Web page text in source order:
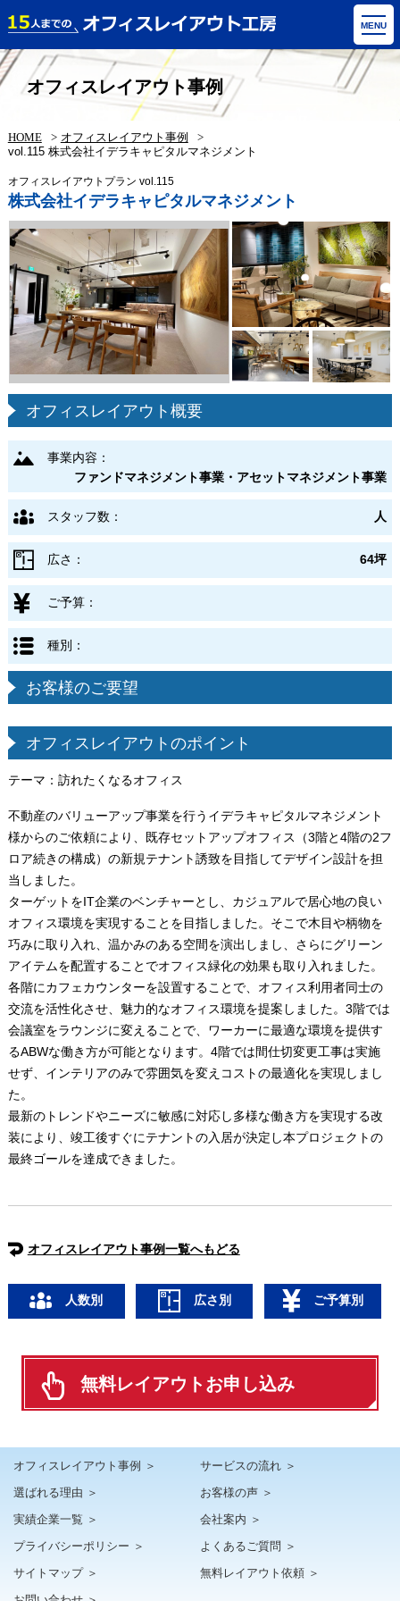
MENU
オフィスレイアウト事例
HOME
オフィスレイアウト事例
vol.115 株式会社イデラキャピタルマネジメント
オフィスレイアウトプラン vol.115
株式会社イデラキャピタルマネジメント
オフィスレイアウト概要
事業内容：
ファンドマネジメント事業・アセットマネジメント事業
スタッフ数： 人
広さ： 64坪
ご予算：
種別：
お客様のご要望
オフィスレイアウトのポイント
テーマ：訪れたくなるオフィス
不動産のバリューアップ事業を行うイデラキャピタルマネジメント
様からのご依頼により、既存セットアップオフィス（3階と4階の2フ
ロア続きの構成）の新規テナント誘致を目指してデザイン設計を担
当しました。
ターゲットをIT企業のベンチャーとし、カジュアルで居心地の良い
オフィス環境を実現することを目指しました。そこで木目や柄物を
巧みに取り入れ、温かみのある空間を演出しまし、さらにグリーン
アイテムを配置することでオフィス緑化の効果も取り入れました。
各階にカフェカウンターを設置することで、オフィス利用者同士の
交流を活性化させ、魅力的なオフィス環境を提案しました。3階では
会議室をラウンジに変えることで、ワーカーに最適な環境を提供す
るABWな働き方が可能となります。4階では間仕切変更工事は実施
せず、インテリアのみで雰囲気を変えコストの最適化を実現しまし
た。
最新のトレンドやニーズに敏感に対応し多様な働き方を実現する改
装により、竣工後すぐにテナントの入居が決定し本プロジェクトの
最終ゴールを達成できました。
オフィスレイアウト事例一覧へもどる
人数別 広さ別 ご予算別
無料レイアウトお申し込み
オフィスレイアウト事例 ＞ サービスの流れ ＞
選ばれる理由 ＞ お客様の声 ＞
実績企業一覧 ＞ 会社案内 ＞
プライバシーポリシー ＞ よくあるご質問 ＞
サイトマップ ＞ 無料レイアウト依頼 ＞